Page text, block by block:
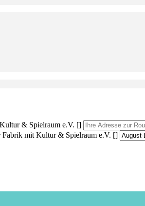
& Spielraum e.V. []
mit Kultur & Spielraum e.V. []